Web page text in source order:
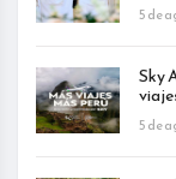
5 de
Sky
5 de